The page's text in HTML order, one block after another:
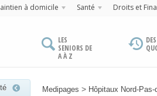
à domicile Santé Droits et
LES
SENIORS DE
A À Z
Medipages > Hôpitaux Nord-Pas-